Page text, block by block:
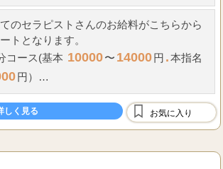
のセラピストさんのお給料がこちらから
トとなります。
コース(基本 10000〜 14000円 .本指名
円）
分コース(基本13000〜17000円.本指
しく見る お気に入り